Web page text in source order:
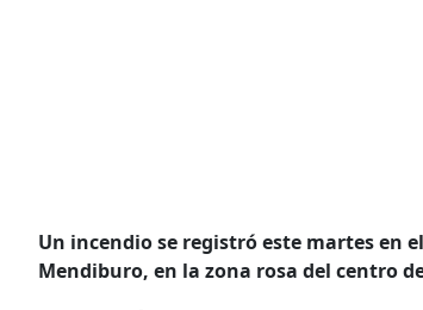
Un incendio se registró este martes en
Mendiburo, en la zona rosa del centro